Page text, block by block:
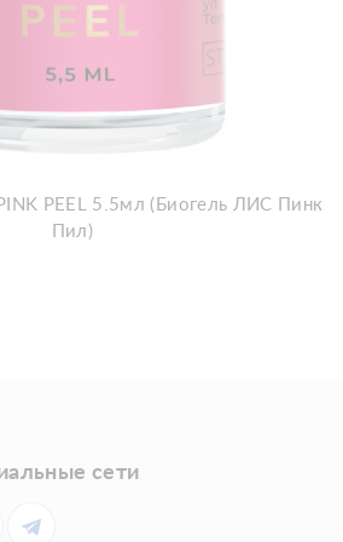
PEEL 5.5мл (Биогель ЛИС Пинк
Пил)
сети